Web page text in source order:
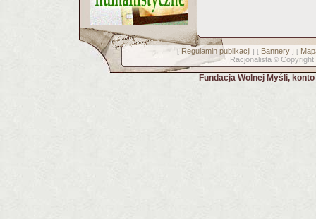
[ Regulamin publikacji] [ Bannery] [
Racjonalista © Copyright
Fundacja Wolnej Myśli,